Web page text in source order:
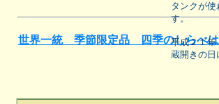
世界一統 季節限定品 四季のしらべは
タンクが使
す。
平成２１年
蔵開きの日